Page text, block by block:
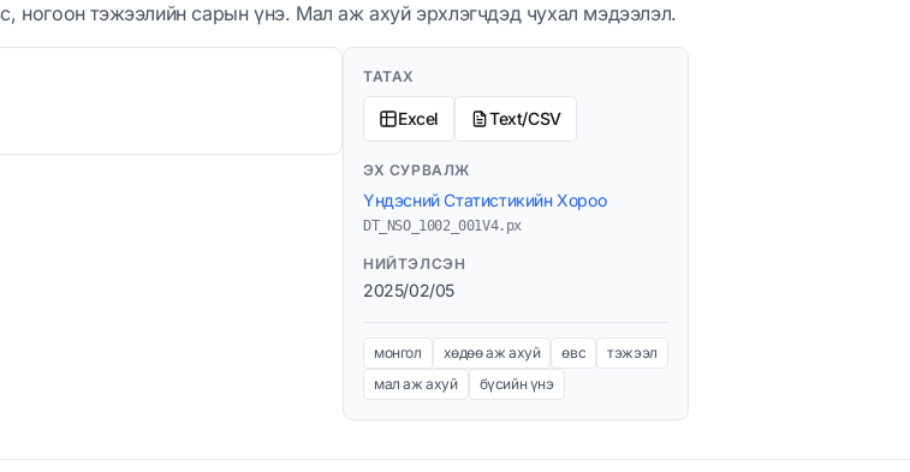
ногоон тэжээлийн сарын үнэ. Мал аж ахуй эрхлэгчдэд чухал мэдээлэл.
ТАТАХ
Excel Text/CSV
ЭХ СУРВАЛЖ
Үндэсний Статистикийн Хороо
DT_NSO_1002_001V4.px
НИЙТЭЛСЭН
2025/02/05
монгол хөдөө аж ахуй өвс
тэжээл
мал аж ахуй
бүсийн үнэ